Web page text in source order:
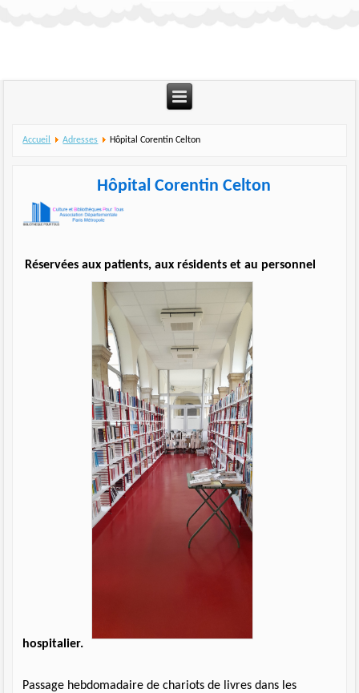
Accueil Adresses Hôpital Corentin Celton
Hôpital Corentin Celton
Réservées aux patients, aux résidents et au personnel
hospitalier.
Passage hebdomadaire de chariots de livres dans les